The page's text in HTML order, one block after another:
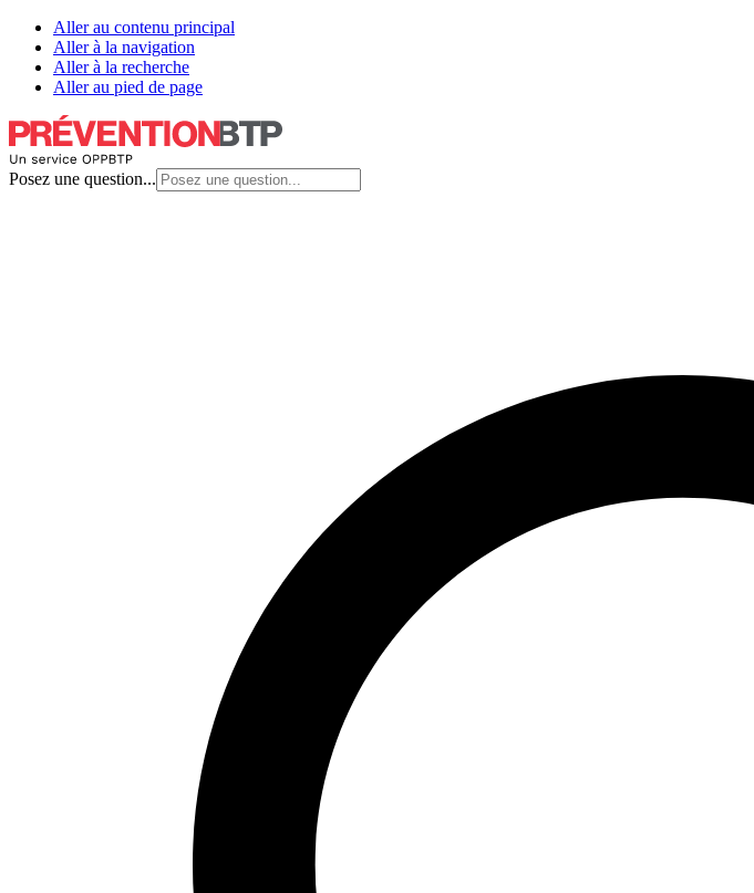
Aller au contenu principal
Aller à la navigation
Aller à la recherche
Aller au pied de page
Posez une question...